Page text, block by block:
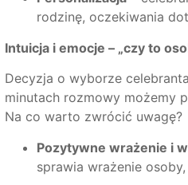
rodzinę, oczekiwania
Intuicja i emocje – „czy to
Decyzja o wyborze
minutach rozmowy możemy
Na co warto zwrócić uwagę?
Pozytywne wrażenie i
sprawia wrażenie